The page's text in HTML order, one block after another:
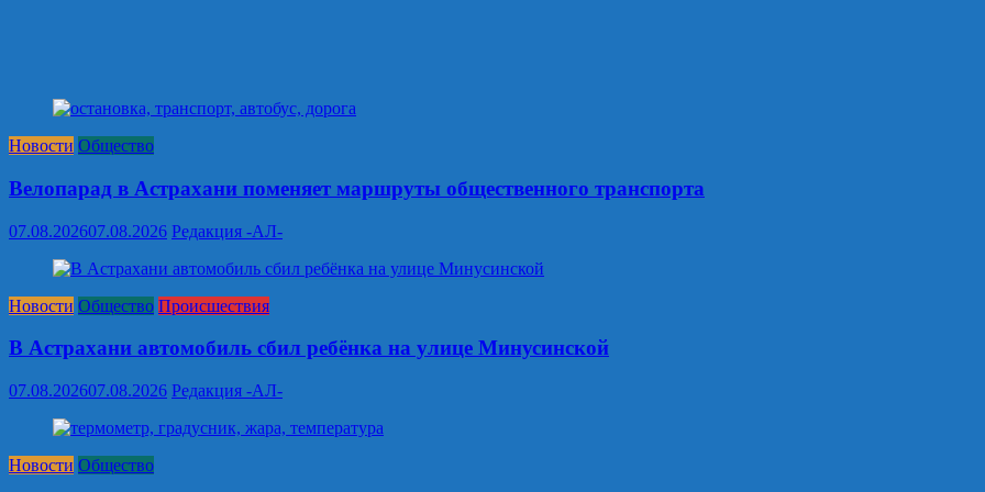
Новости Общество
Велопарад в Астрахани поменяет маршруты общественного транспорта
07.08.202607.08.2026 Редакция -АЛ-
Новости Общество Происшествия
В Астрахани автомобиль сбил ребёнка на улице Минусинской
07.08.202607.08.2026 Редакция -АЛ-
Новости Общество